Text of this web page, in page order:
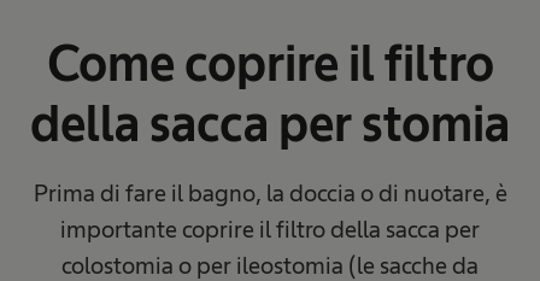
Come coprire il filtro
della sacca per stomia
Prima di fare il bagno, la doccia o di nuotare, è
importante coprire il filtro della sacca per
colostomia o per ileostomia (le sacche da